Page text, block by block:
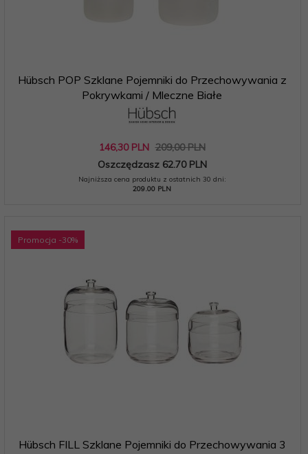
Hübsch POP Szklane Pojemniki do Przechowywania z
Pokrywkami / Mleczne Białe
146,30 PLN 209,00 PLN
Oszczędzasz 62.70 PLN
Najniższa cena produktu z ostatnich 30 dni:
209.00 PLN
Promocja -30%
Hübsch FILL Szklane Pojemniki do Przechowywania 3